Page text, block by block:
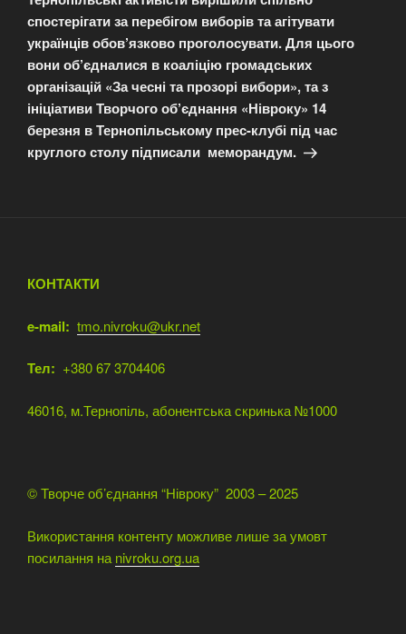
спостерігати за перебігом виборів та агітувати
українців обов’язково проголосувати. Для цього
вони об’єдналися в коаліцію громадських
організацій «За чесні та прозорі вибори», та з
ініціативи Творчого об’єднання «Нівроку» 14
березня в Тернопільському прес-клубі під час
круглого столу підписали меморандум.
КОНТАКТИ
e-mail: tmo.nivroku@ukr.net
Тел: +380 67 3704406
46016, м.Тернопіль, абонентська скринька №1000
© Творче об’єднання “Нівроку” 2003 – 2025
Використання контенту можливе лише за умовт
посилання на nivroku.org.ua